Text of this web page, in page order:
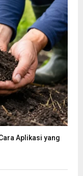
Aplikasi yang